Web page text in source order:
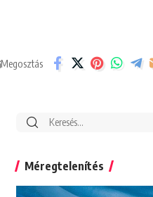
Megosztás
Search
Méregtelenítés